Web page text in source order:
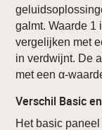
galmt. Waarde 1
vergelijken met
in verdwijnt. De
met een α-
Verschil Basic
Het basic